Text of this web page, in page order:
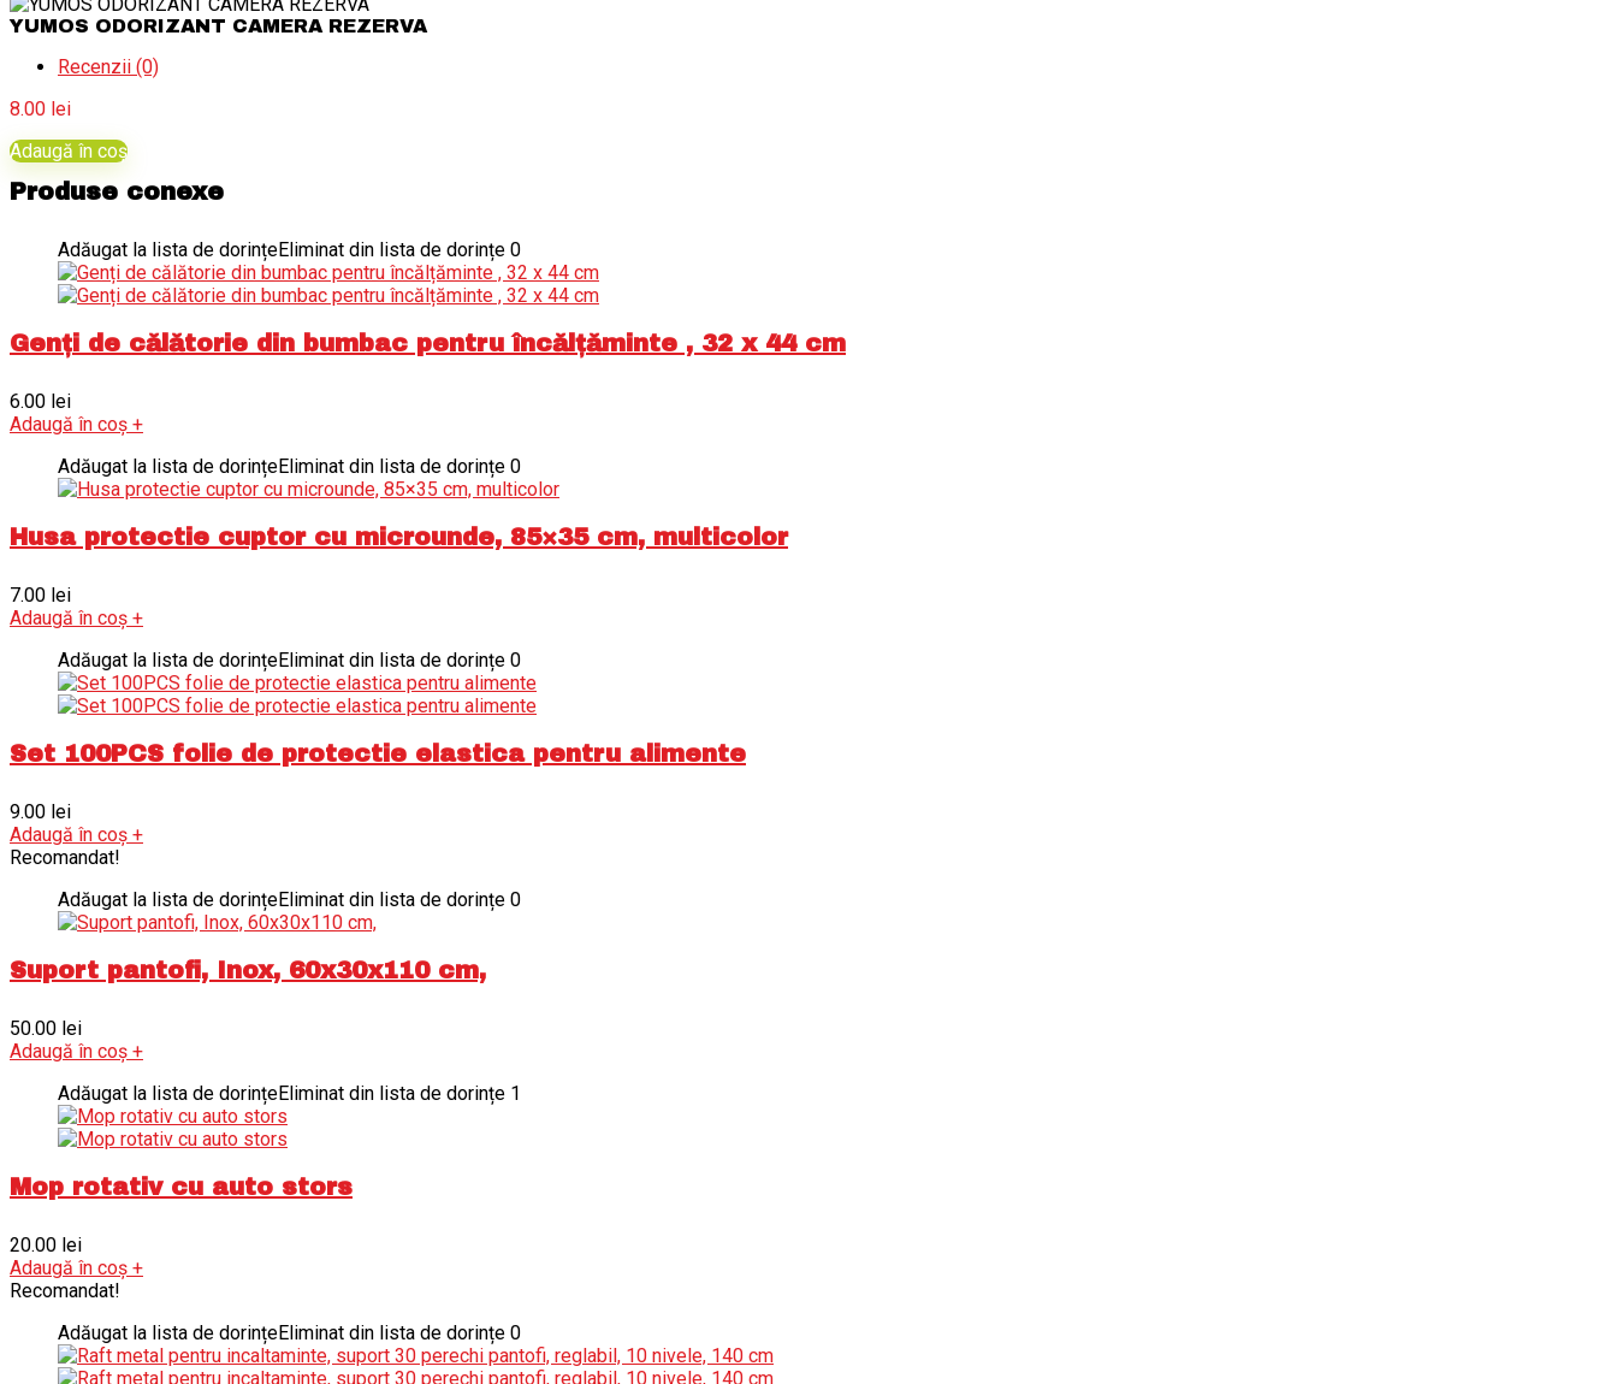
YUMOS ODORIZANT CAMERA REZERVA
Recenzii (0)
8.00 lei
Adaugă în coș
Produse conexe
Adăugat la lista de dorințeEliminat din lista de dorințe 0
Genți de călătorie din bumbac pentru încălțăminte , 32 x 44 cm
6.00 lei
Adaugă în coș +
Adăugat la lista de dorințeEliminat din lista de dorințe 0
Husa protectie cuptor cu microunde, 85×35 cm, multicolor
7.00 lei
Adaugă în coș +
Adăugat la lista de dorințeEliminat din lista de dorințe 0
Set 100PCS folie de protectie elastica pentru alimente
9.00 lei
Adaugă în coș +
Recomandat!
Adăugat la lista de dorințeEliminat din lista de dorințe 0
Suport pantofi, Inox, 60x30x110 cm,
50.00 lei
Adaugă în coș +
Adăugat la lista de dorințeEliminat din lista de dorințe 1
Mop rotativ cu auto stors
20.00 lei
Adaugă în coș +
Recomandat!
Adăugat la lista de dorințeEliminat din lista de dorințe 0